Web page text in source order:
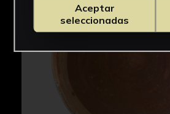
IMÁGENES
Aceptar
seleccionadas